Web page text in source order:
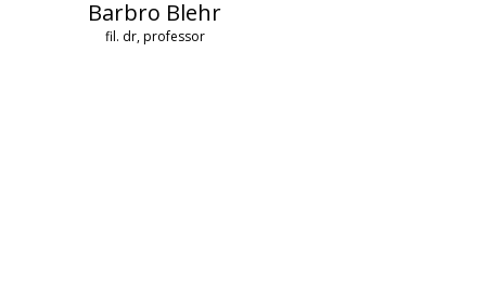
Barbro Blehr
fil. dr, professor